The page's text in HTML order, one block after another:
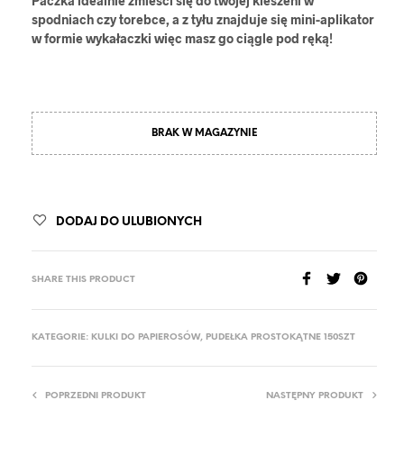
spodniach czy torebce, a z tyłu znajduje się mini-aplikator
w formie wykałaczki więc masz go ciągle pod ręką!
BRAK W MAGAZYNIE
DODAJ DO ULUBIONYCH
SHARE THIS PRODUCT
KATEGORIE: KULKI DO PAPIEROSÓW, PUDEŁKA PROSTOKĄTNE 150SZT
POPRZEDNI PRODUKT NASTĘPNY PRODUKT